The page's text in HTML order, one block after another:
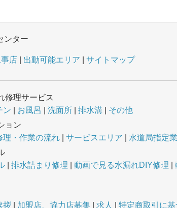
ンター
店 出動可能エリア サイトマップ
修理サービス
ン お風呂 洗面所 排水溝
その他
ョン
理・作業の流れ サービスエリア 水道局指定
排水詰まり修理 動画で見る水漏れDIY修理
拶 加盟店、協力店募集 求人 特定商取引に